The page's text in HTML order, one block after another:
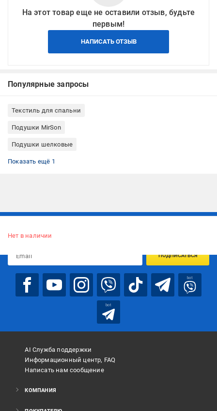
На этот товар еще не оставили отзыв, будьте
первым!
НАПИСАТЬ ОТЗЫВ
Популярные запросы
Текстиль для спальни
Подушки MirSon
Подушки шелковые
Классическая подушка
Показать ещё 1
Нет в наличии
ПОДПИСАТЬСЯ
bot
bot
AI Служба поддержки
Информационный центр, FAQ
Написать нам сообщение
КОМПАНИЯ